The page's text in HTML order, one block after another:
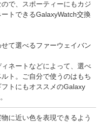
で、スポーティーにもカジ
トできるGalaxyWatch交換
せて選べるファーウェイバン
ネートなどによって、選べ
ト。ご自分で使うのはもち
トにもオススメのGalaxy
に近い色を表現できるよう